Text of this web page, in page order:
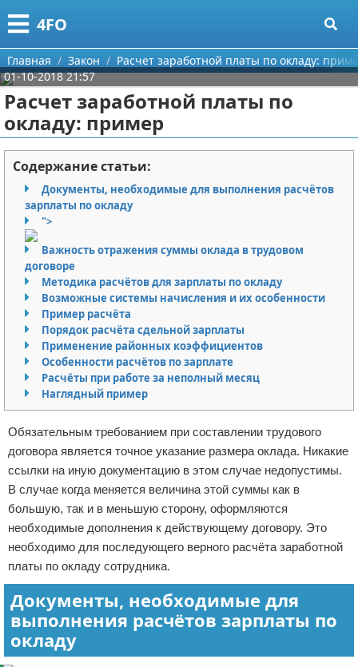
4FO
Меню
Главная
Категории
Медицина
Информационные технологии
Финансы
Закон
Психология
Спорт и фитнес
Красота
Кино и сериалы
Покупки
Мода и стиль
Поиск
О проекте
Контакты
Сотрудничество
Размещение рекламы
Для правообладателей
Условия предоставления информации
Отказ от ответственности
Главная Закон
Расчет заработной платы по окладу:
01-10-2018 21:57
Расчет заработной платы по
окладу: пример
Содержание статьи:
Документы, необходимые для выполнения расчётов
зарплаты по окладу
">
Важность отражения суммы оклада в трудовом
договоре
Методика расчётов для зарплаты по окладу
Возможные системы начисления и их особенности
Пример расчёта
Порядок расчёта сдельной зарплаты
Применение районных коэффициентов
Особенности расчётов по зарплате
Расчёты при работе за неполный месяц
Наглядный пример
Обязательным требованием при составлении трудового
договора является точное указание размера оклада. Никакие
ссылки на иную документацию в этом случае недопустимы.
В случае когда меняется величина этой суммы как в
большую, так и в меньшую сторону, оформляются
необходимые дополнения к действующему договору. Это
необходимо для последующего верного расчёта заработной
платы по окладу сотрудника.
Документы, необходимые для
выполнения расчётов зарплаты по
окладу